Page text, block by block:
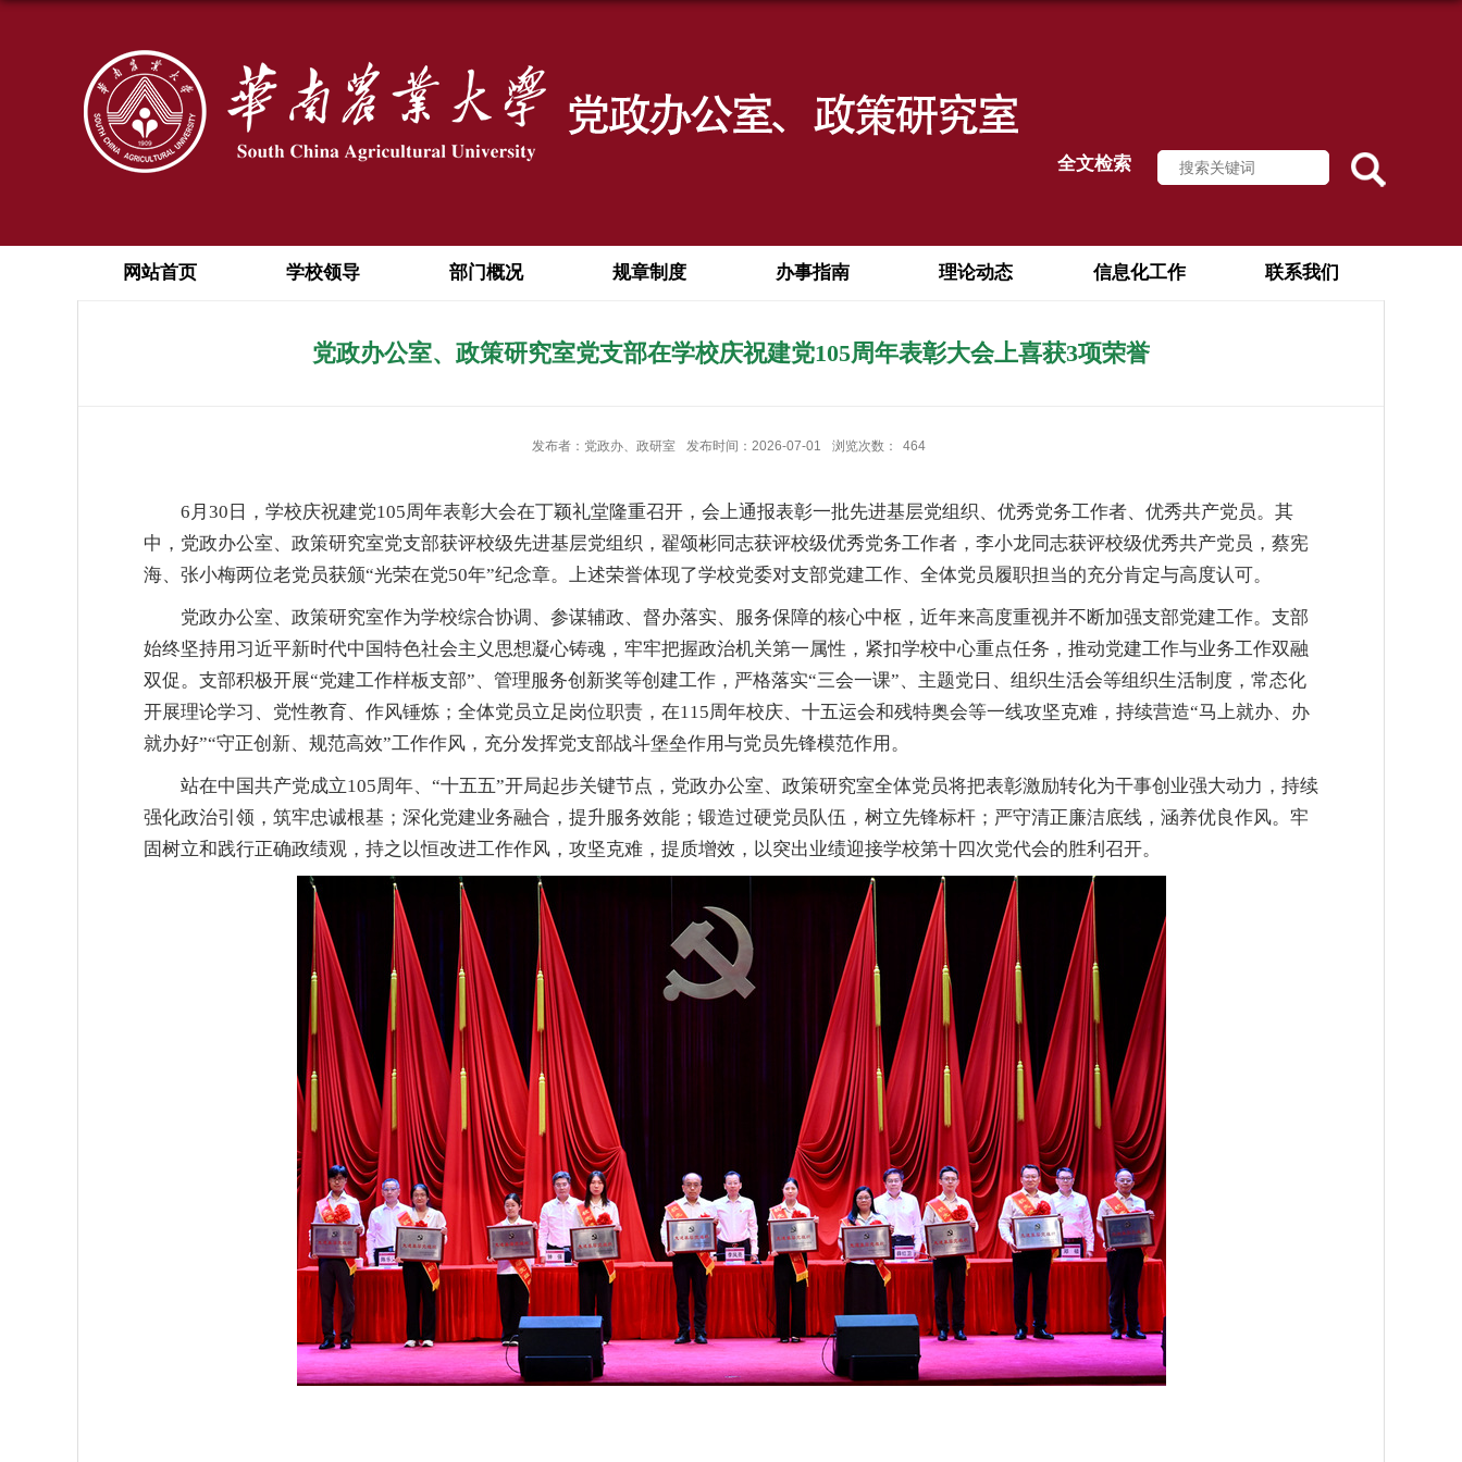
全文检索
网站首页 学校领导 部门概况 规章制度 办事指南 理论动态 信息化工作 联系我们
党政办公室、政策研究室党支部在学校庆祝建党105周年表彰大会上喜获3项荣誉
发布者：党政办、政研室 发布时间：2026-07-01 浏览次数： 464
6月30日，学校庆祝建党105周年表彰大会在丁颖礼堂隆重召开，会上通报表彰一批先进基层党组织、优秀党务工作者、优秀共产党员。其
中，党政办公室、政策研究室党支部获评校级先进基层党组织，翟颂彬同志获评校级优秀党务工作者，李小龙同志获评校级优秀共产党员，蔡宪
海、张小梅两位老党员获颁“光荣在党50年”纪念章。上述荣誉体现了学校党委对支部党建工作、全体党员履职担当的充分肯定与高度认可。
党政办公室、政策研究室作为学校综合协调、参谋辅政、督办落实、服务保障的核心中枢，近年来高度重视并不断加强支部党建工作。支部
始终坚持用习近平新时代中国特色社会主义思想凝心铸魂，牢牢把握政治机关第一属性，紧扣学校中心重点任务，推动党建工作与业务工作双融
双促。支部积极开展“党建工作样板支部”、管理服务创新奖等创建工作，严格落实“三会一课”、主题党日、组织生活会等组织生活制度，常态化
开展理论学习、党性教育、作风锤炼；全体党员立足岗位职责，在115周年校庆、十五运会和残特奥会等一线攻坚克难，持续营造“马上就办、办
就办好”“守正创新、规范高效”工作作风，充分发挥党支部战斗堡垒作用与党员先锋模范作用。
站在中国共产党成立105周年、“十五五”开局起步关键节点，党政办公室、政策研究室全体党员将把表彰激励转化为干事创业强大动力，持续
强化政治引领，筑牢忠诚根基；深化党建业务融合，提升服务效能；锻造过硬党员队伍，树立先锋标杆；严守清正廉洁底线，涵养优良作风。牢
固树立和践行正确政绩观，持之以恒改进工作作风，攻坚克难，提质增效，以突出业绩迎接学校第十四次党代会的胜利召开。